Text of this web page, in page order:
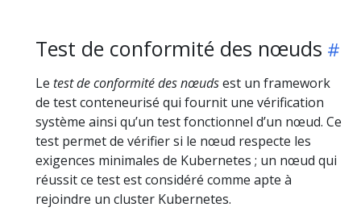
Test de conformité des nœuds
Le test de conformité des nœudsest un framework
de test conteneurisé qui fournit une vérification
système ainsi qu’un test fonctionnel d’un nœud. Ce
test permet de vérifier si le nœud respecte les
exigences minimales de Kubernetes ; un nœud qui
réussit ce test est considéré comme apte à
rejoindre un cluster Kubernetes.